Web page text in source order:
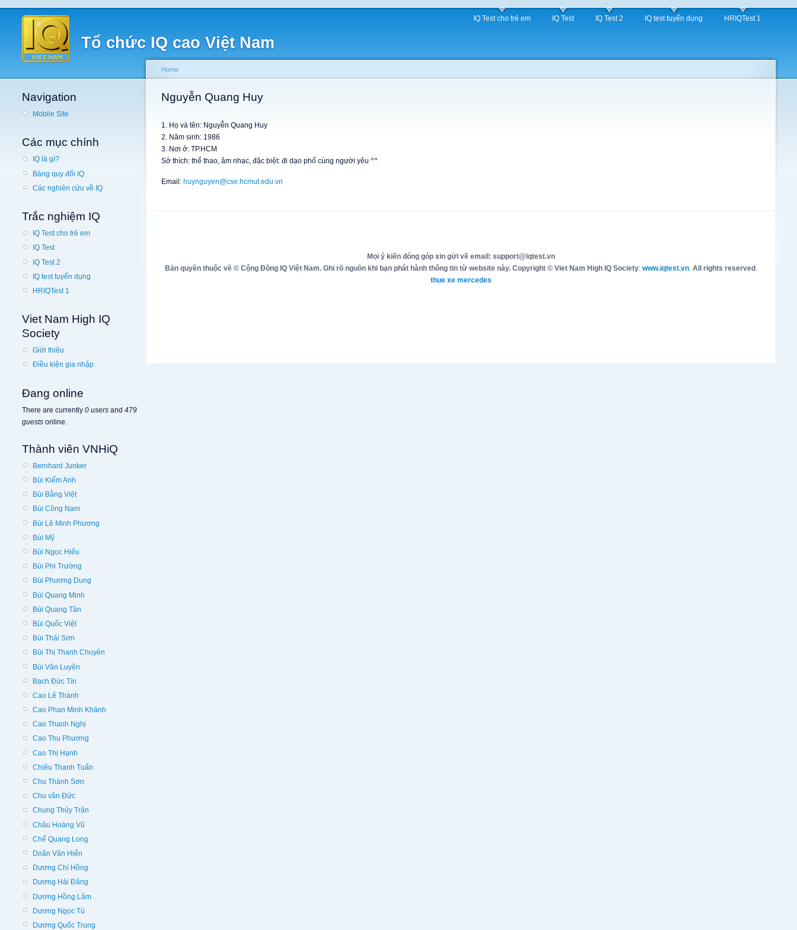
Tổ chức IQ cao Việt Nam
IQ Test cho trẻ em IQ Test IQ Test 2 IQ test tuyển dụng HRIQTest 1
Navigation
Mobile Site
Các mục chính
IQ là gì?
Bảng quy đổi IQ
Các nghiên cứu về IQ
Trắc nghiệm IQ
IQ Test cho trẻ em
IQ Test
IQ Test 2
IQ test tuyển dụng
HRIQTest 1
Viet Nam High IQ
Society
Giới thiệu
Điều kiện gia nhập
Đang online
There are currently 0 users and 479
guests online.
Thành viên VNHiQ
Bernhard Junker
Bùi Kiếm Anh
Bùi Bằng Việt
Bùi Công Nam
Bùi Lê Minh Phương
Bùi Mỹ
Bùi Ngọc Hiếu
Bùi Phi Trường
Bùi Phương Dung
Bùi Quang Minh
Bùi Quang Tân
Bùi Quốc Việt
Bùi Thái Sơn
Bùi Thị Thanh Chuyên
Bùi Văn Luyện
Bạch Đức Tín
Cao Lê Thành
Cao Phan Minh Khánh
Cao Thanh Nghị
Cao Thu Phương
Cao Thị Hạnh
Chiêu Thanh Tuấn
Chu Thành Sơn
Chu văn Đức
Chung Thủy Trân
Châu Hoàng Vũ
Chế Quang Long
Doãn Văn Hiến
Dương Chí Hồng
Dương Hải Đăng
Dương Hồng Lãm
Dương Ngọc Tú
Dương Quốc Trung
Home
Nguyễn Quang Huy
1. Họ và tên: Nguyễn Quang Huy
2. Năm sinh: 1986
3. Nơi ở: TP.HCM
Sở thích: thể thao, âm nhạc, đặc biệt: đi dạo phố cùng người yêu ^^
Email: huynguyen@cse.hcmut.edu.vn
Mọi ý kiến đóng góp xin gửi về email: support@iqtest.vn
Bản quyền thuộc về © Cộng Đồng IQ Việt Nam. Ghi rõ nguồn khi bạn phát hành thông tin từ website này. Copyright © Viet Nam High IQ Society: www.iqtest.vn. All rights reserved .
thue xe mercedes